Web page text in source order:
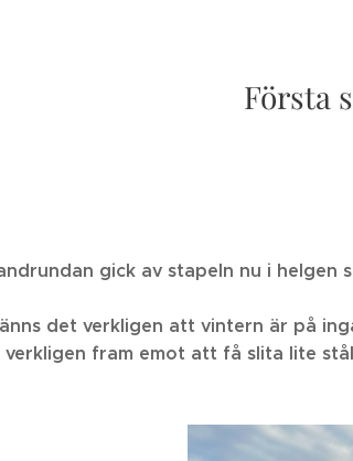
Första
gick av stapeln nu i helgen
det verkligen att vintern är på
verkligen fram emot att få slita lite